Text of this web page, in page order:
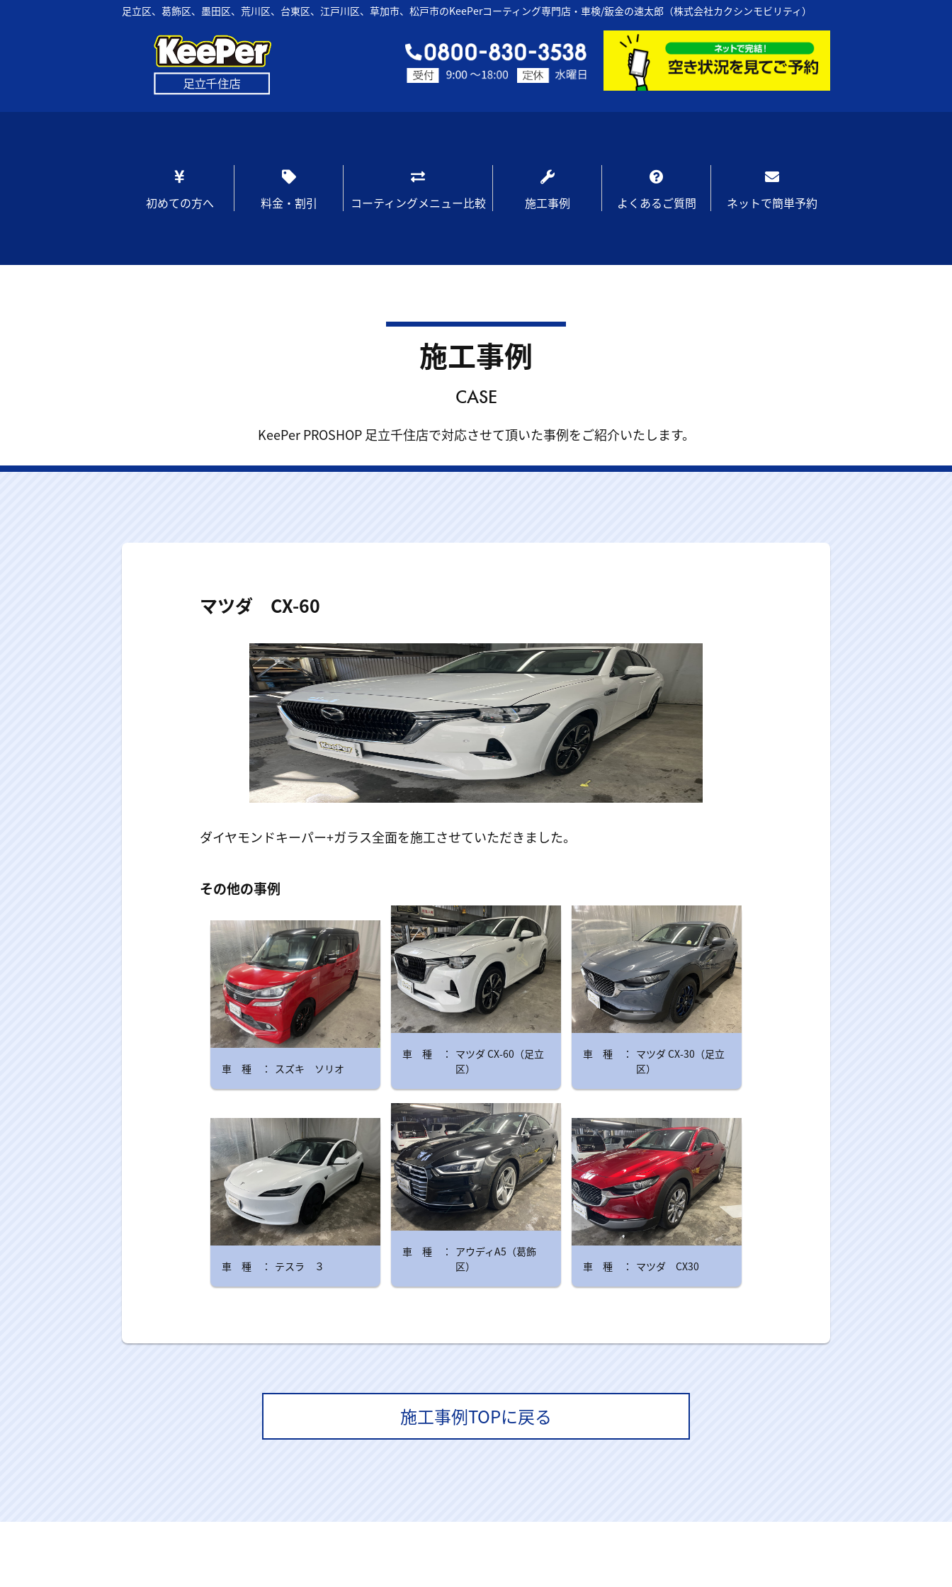
足立区、葛飾区、墨田区、荒川区、台東区、江戸川区、草加市、松戸市のKeePerコーティング専門店・車検/鈑金の速太郎（株式会社カクシンモビリティ）
初めての方へ 料金・割引 コーティングメニュー比較 施工事例 よくあるご質問 ネットで簡単予約
施工事例
CASE
KeePer PROSHOP 足立千住店で対応させて頂いた事例をご紹介いたします。
マツダ CX-60
ダイヤモンドキーパー+ガラス全面を施工させていただきました。
その他の事例
スズキ ソリオ
マツダ CX-60（足立
区）
マツダ CX-30（足立
区）
テスラ ３
アウディA5（葛飾
区）
マツダ CX30
施工事例TOPに戻る